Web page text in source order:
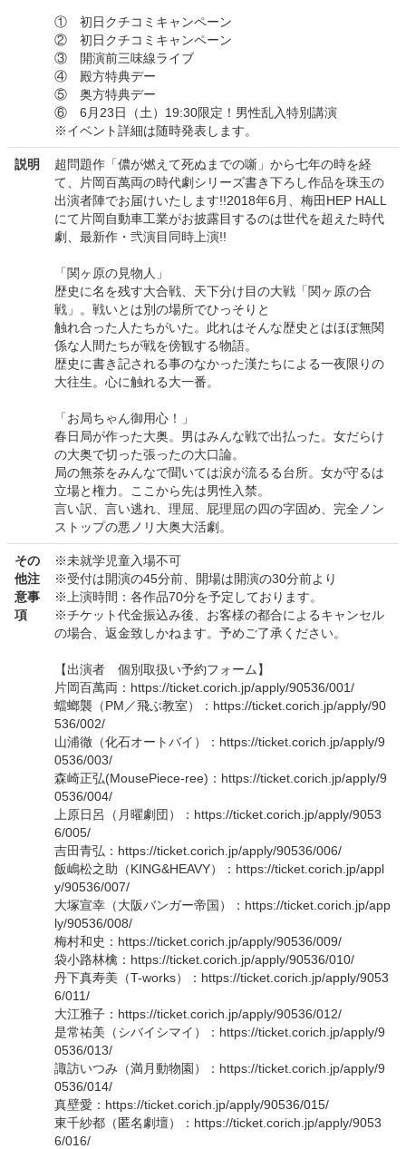
① 初日クチコミキャンペーン
② 初日クチコミキャンペーン
③ 開演前三味線ライブ
④ 殿方特典デー
⑤ 奥方特典デー
⑥ 6月23日（土）19:30限定！男性乱入特別講演
※イベント詳細は随時発表します。
説明
超問題作「儂が燃えて死ぬまでの噺」から七年の時を経
て、片岡百萬両の時代劇シリーズ書き下ろし作品を珠玉の
出演者陣でお届けいたします!!2018年6月、梅田HEP HALL
にて片岡自動車工業がお披露目するのは世代を超えた時代
劇、最新作・弐演目同時上演!!
「関ヶ原の見物人」
歴史に名を残す大合戦、天下分け目の大戦「関ヶ原の合
戦」。戦いとは別の場所でひっそりと
触れ合った人たちがいた。此れはそんな歴史とはほぼ無関
係な人間たちが戦を傍観する物語。
歴史に書き記される事のなかった漢たちによる一夜限りの
大往生。心に触れる大一番。
「お局ちゃん御用心！」
春日局が作った大奥。男はみんな戦で出払った。女だらけ
の大奥で切った張ったの大口論。
局の無茶をみんなで聞いては涙が流るる台所。女が守るは
立場と権力。ここから先は男性入禁。
言い訳、言い逃れ、理屈、屁理屈の四の字固め、完全ノン
ストップの悪ノリ大奥大活劇。
その
他注
意事
項
※未就学児童入場不可
※受付は開演の45分前、開場は開演の30分前より
※上演時間：各作品70分を予定しております。
※チケット代金振込み後、お客様の都合によるキャンセル
の場合、返金致しかねます。予めご了承ください。
【出演者 個別取扱い予約フォーム】
片岡百萬両：https://ticket.corich.jp/apply/90536/001/
蟷螂襲（PM／飛ぶ教室）：https://ticket.corich.jp/apply/90
536/002/
山浦徹（化石オートバイ）：https://ticket.corich.jp/apply/9
0536/003/
森崎正弘(MousePiece-ree)：https://ticket.corich.jp/apply/9
0536/004/
上原日呂（月曜劇団）：https://ticket.corich.jp/apply/9053
6/005/
吉田青弘：https://ticket.corich.jp/apply/90536/006/
飯嶋松之助（KING&HEAVY）：https://ticket.corich.jp/appl
y/90536/007/
大塚宣幸（大阪バンガー帝国）：https://ticket.corich.jp/app
ly/90536/008/
梅村和史：https://ticket.corich.jp/apply/90536/009/
袋小路林檎：https://ticket.corich.jp/apply/90536/010/
丹下真寿美（T-works）：https://ticket.corich.jp/apply/9053
6/011/
大江雅子：https://ticket.corich.jp/apply/90536/012/
是常祐美（シバイシマイ）：https://ticket.corich.jp/apply/9
0536/013/
諏訪いつみ（満月動物園）：https://ticket.corich.jp/apply/9
0536/014/
真壁愛：https://ticket.corich.jp/apply/90536/015/
東千紗都（匿名劇壇）：https://ticket.corich.jp/apply/9053
6/016/